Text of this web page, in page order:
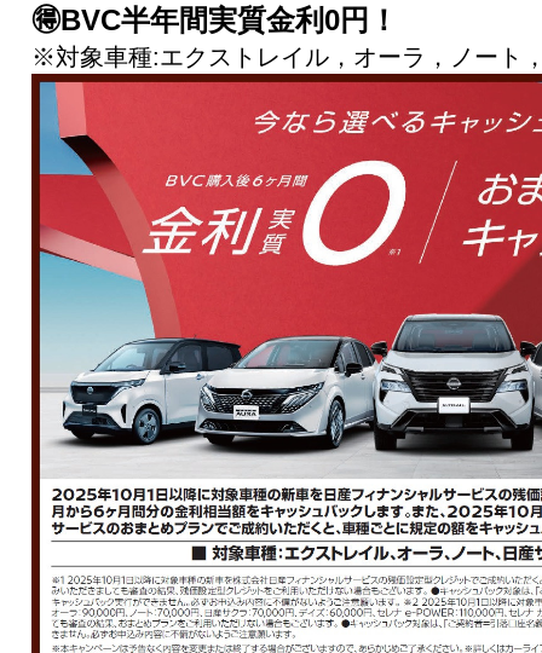
🉐BVC半年間実質金利0円！
※対象車種:エクストレイル，オーラ，ノート